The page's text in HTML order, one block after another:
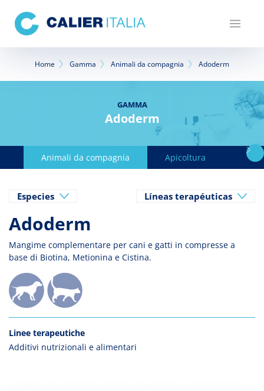
contenuto
principale
Briciole
di
Home Gamma Animali da compagnia Adoderm
GAMMA
Adoderm
Animali da compagnia Apicoltura
Especies Líneas terapéuticas
Adoderm
Mangime complementare per cani e gatti in compresse a
base di Biotina, Metionina e Cistina.
Linee terapeutiche
Additivi nutrizionali e alimentari